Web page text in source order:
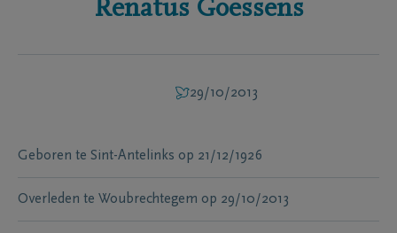
Renatus Goessens
29/10/2013
Geboren te Sint-Antelinks op 21/12/1926
Overleden te Woubrechtegem op 29/10/2013